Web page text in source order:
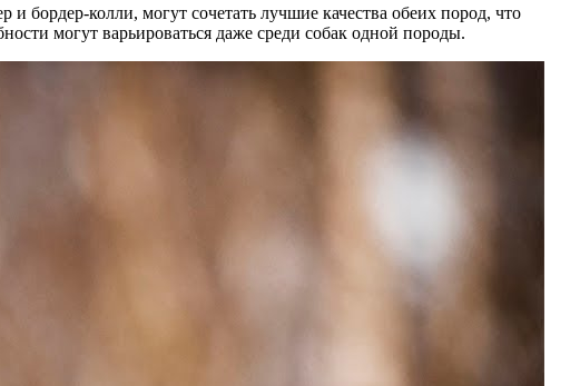
и бордер-колли, могут сочетать лучшие качества обеих пород, что
могут варьироваться даже среди собак одной породы.